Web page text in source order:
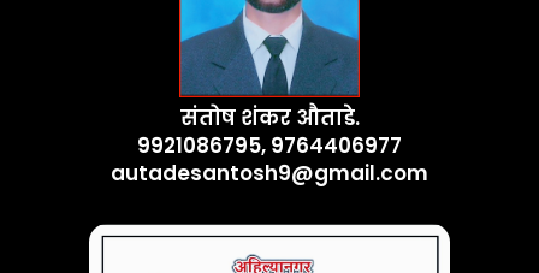
संतोष शंकर औताडे.
9921086795, 9764406977
autadesantosh9@gmail.com